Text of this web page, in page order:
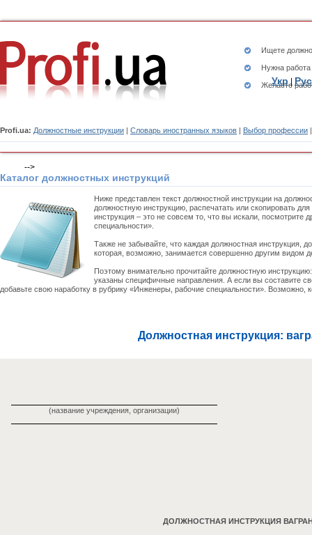
Ищете
Нужна
Желаете
Profi.ua: Должностные инструкции | Словарь иностранных языков | Выбор профессии
Укр| Рус
-->
Каталог должностных инструкций
Ниже представлен текст должностной инструкции на
должностную инструкцию, распечатать или скопировать
инструкция – это не совсем то, что вы искали, посмотрите
специальности».
Также не забывайте, что каждая должностная инструкция,
которая, возможно, занимается совершенно другим видом
Поэтому внимательно прочитайте должностную
указаны специфичные направления. А если вы составите
добавьте свою наработку в рубрику «Инженеры, рабочие специальности». Возможно,
Должностная инструкция:
(название учреждения, организации)
ДОЛЖНОСТНАЯ ИНСТРУКЦИЯ